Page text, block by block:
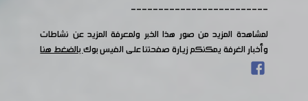
-------------------------
لمشاهدة المزيد من صور هذا الخبر ولمعرفة المزيد عن نشاطات
وأخبار الغرفة يمكنكم زيارة صفحتنا على الفيس بوكبالضغط هنا